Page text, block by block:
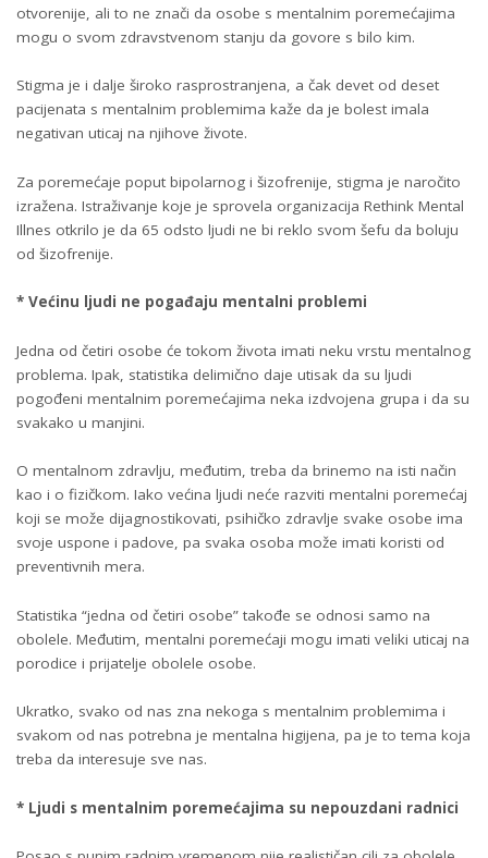
otvorenije, ali to ne znači da osobe s mentalnim poremećajima
mogu o svom zdravstvenom stanju da govore s bilo kim.
Stigma je i dalje široko rasprostranjena, a čak devet od deset
pacijenata s mentalnim problemima kaže da je bolest imala
negativan uticaj na njihove živote.
Za poremećaje poput bipolarnog i šizofrenije, stigma je naročito
izražena. Istraživanje koje je sprovela organizacija Rethink Mental
Illnes otkrilo je da 65 odsto ljudi ne bi reklo svom šefu da boluju
od šizofrenije.
* Većinu ljudi ne pogađaju mentalni problemi
Jedna od četiri osobe će tokom života imati neku vrstu mentalnog
problema. Ipak, statistika delimično daje utisak da su ljudi
pogođeni mentalnim poremećajima neka izdvojena grupa i da su
svakako u manjini.
O mentalnom zdravlju, međutim, treba da brinemo na isti način
kao i o fizičkom. Iako većina ljudi neće razviti mentalni poremećaj
koji se može dijagnostikovati, psihičko zdravlje svake osobe ima
svoje uspone i padove, pa svaka osoba može imati koristi od
preventivnih mera.
Statistika “jedna od četiri osobe” takođe se odnosi samo na
obolele. Međutim, mentalni poremećaji mogu imati veliki uticaj na
porodice i prijatelje obolele osobe.
Ukratko, svako od nas zna nekoga s mentalnim problemima i
svakom od nas potrebna je mentalna higijena, pa je to tema koja
treba da interesuje sve nas.
* Ljudi s mentalnim poremećajima su nepouzdani radnici